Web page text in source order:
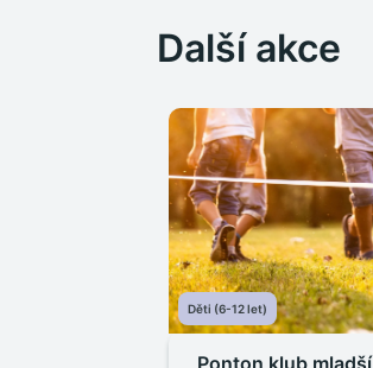
Další akce
Děti (6-12 let)
Ponton klub mladší